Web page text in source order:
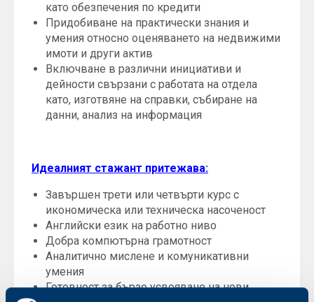
като обезпечения по кредити
Придобиване на практически знания и
умения относно оценяването на недвижими
имоти и други актив
Включване в различни инициативи и
дейности свързани с работата на отдела
като, изготвяне на справки, събиране на
данни, анализ на информация
Идеалният стажант притежава:
Завършен трети или четвърти курс с
икономическа или техническа насоченост
Английски език на работно ниво
Добра компютърна грамотност
Аналитично мислене и комуникативни
умения
Готовност за бързо усвояване на нови